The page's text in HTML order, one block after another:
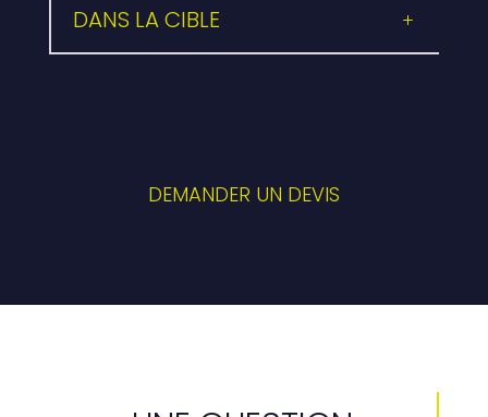
DANS LA CIBLE
DEMANDER UN DEVIS